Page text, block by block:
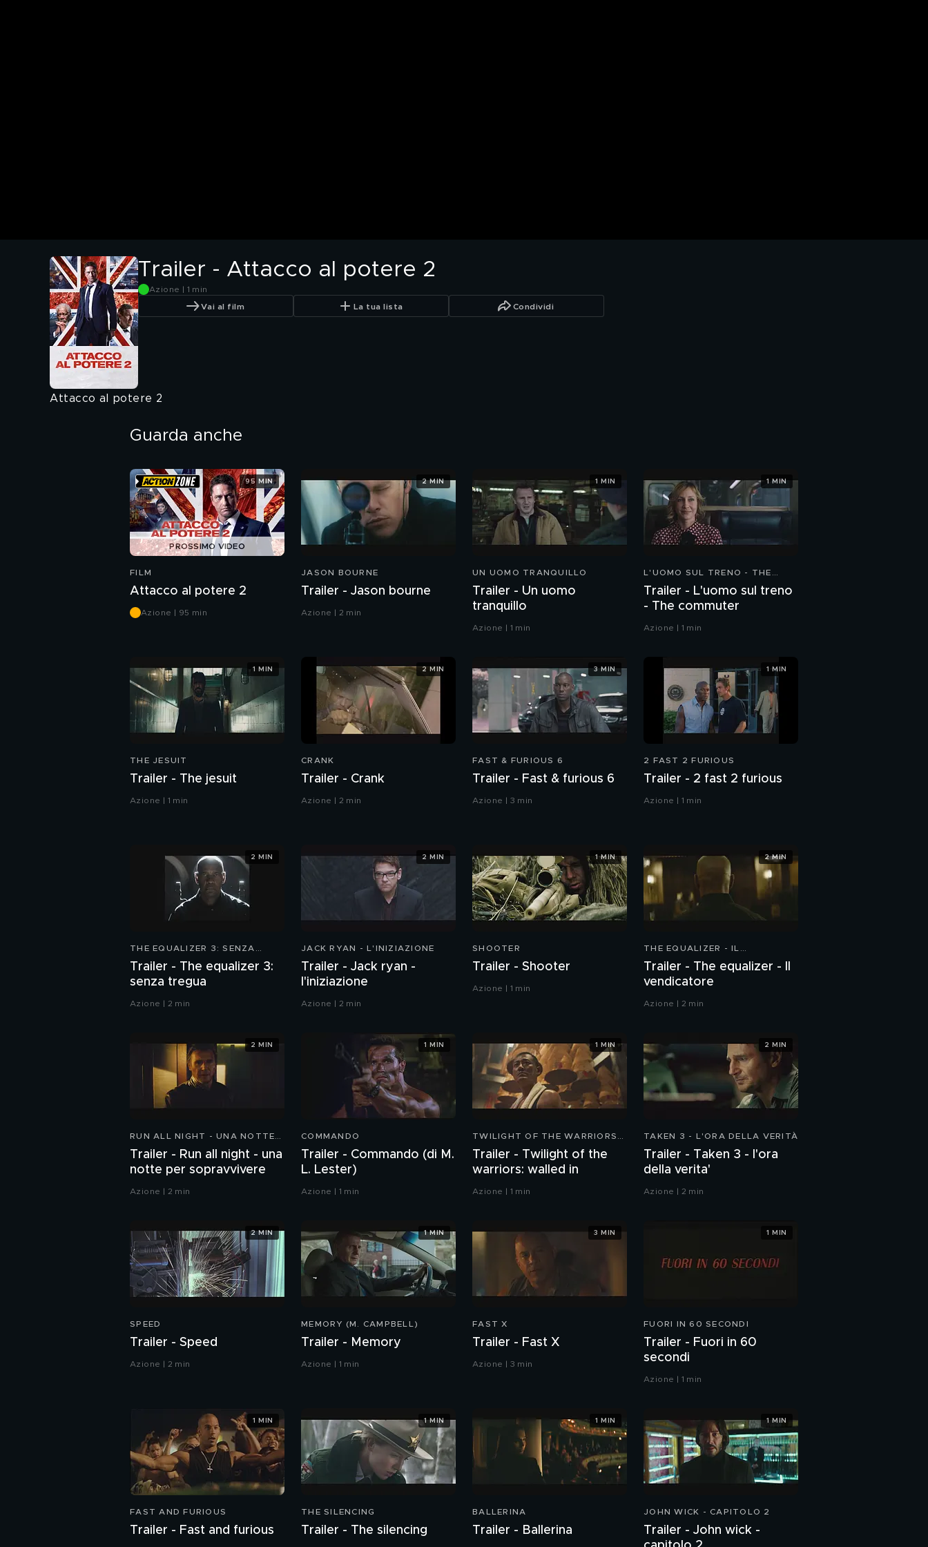
Trailer - Attacco al potere 2
Azione | 1 min
Vai al film La tua lista Condividi
Attacco al potere 2
Guarda anche
PROSSIMO VIDEO
FILM
Attacco al potere 2
Azione | 95 min
95 MIN
JASON BOURNE
Trailer - Jason bourne
Azione | 2 min
2 MIN
UN UOMO TRANQUILLO
Trailer - Un uomo
tranquillo
Azione | 1 min
1 MIN
L'UOMO SUL TRENO - THE
Trailer - L'uomo sul treno
- The commuter
Azione | 1 min
1 MIN
THE JESUIT
Trailer - The jesuit
Azione | 1 min
1 MIN
CRANK
Trailer - Crank
Azione | 2 min
2 MIN
FAST & FURIOUS 6
Trailer - Fast & furious 6
Azione | 3 min
3 MIN
2 FAST 2 FURIOUS
Trailer - 2 fast 2 furious
Azione | 1 min
1 MIN
THE EQUALIZER 3: SENZA
Trailer - The equalizer 3:
senza tregua
Azione | 2 min
2 MIN
JACK RYAN - L'INIZIAZIONE
Trailer - Jack ryan -
l'iniziazione
Azione | 2 min
2 MIN
SHOOTER
Trailer - Shooter
Azione | 1 min
1 MIN
THE EQUALIZER - IL
Trailer - The equalizer - Il
vendicatore
Azione | 2 min
2 MIN
RUN ALL NIGHT - UNA NOTTE
Trailer - Run all night - una
notte per sopravvivere
Azione | 2 min
2 MIN
COMMANDO
Trailer - Commando (di M.
L. Lester)
Azione | 1 min
1 MIN
TWILIGHT OF THE WARRIORS:
Trailer - Twilight of the
warriors: walled in
Azione | 1 min
1 MIN
TAKEN 3 - L'ORA DELLA VERITÀ
Trailer - Taken 3 - l'ora
della verita'
Azione | 2 min
2 MIN
SPEED
Trailer - Speed
Azione | 2 min
2 MIN
MEMORY (M. CAMPBELL)
Trailer - Memory
Azione | 1 min
1 MIN
FAST X
Trailer - Fast X
Azione | 3 min
3 MIN
FUORI IN 60 SECONDI
Trailer - Fuori in 60
secondi
Azione | 1 min
1 MIN
FAST AND FURIOUS
Trailer - Fast and furious
1 MIN
THE SILENCING
Trailer - The silencing
1 MIN
BALLERINA
Trailer - Ballerina
1 MIN
JOHN WICK - CAPITOLO 2
Trailer - John wick -
1 MIN